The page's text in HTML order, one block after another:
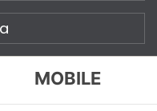
MOBILE